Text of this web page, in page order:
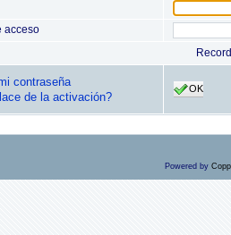
acceso
contraseña
de la activación?
OK
Powered by